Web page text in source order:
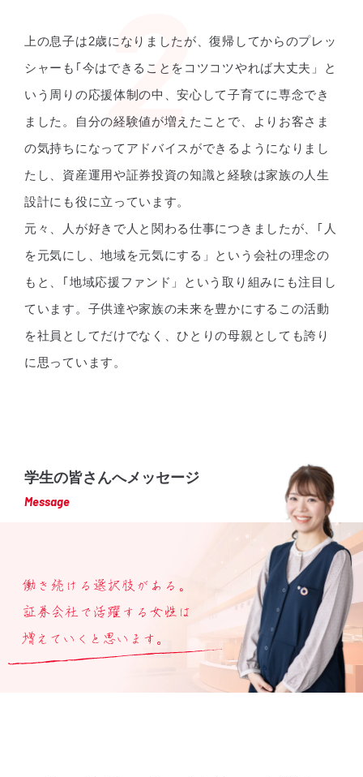
上の息子は2歳になりましたが、復帰してからのプレッ
シャーも｢今はできることをコツコツやれば大丈夫」と
いう周りの応援体制の中、安心して子育てに専念でき
ました。自分の経験値が増えたことで、よりお客さま
の気持ちになってアドバイスができるようになりまし
たし、資産運用や証券投資の知識と経験は家族の人生
設計にも役に立っています。
元々、人が好きで人と関わる仕事につきましたが、｢人
を元気にし、地域を元気にする」という会社の理念の
もと、｢地域応援ファンド」という取り組みにも注目し
ています。子供達や家族の未来を豊かにするこの活動
を社員としてだけでなく、ひとりの母親としても誇り
に思っています。
学生の皆さんへメッセージ
Message